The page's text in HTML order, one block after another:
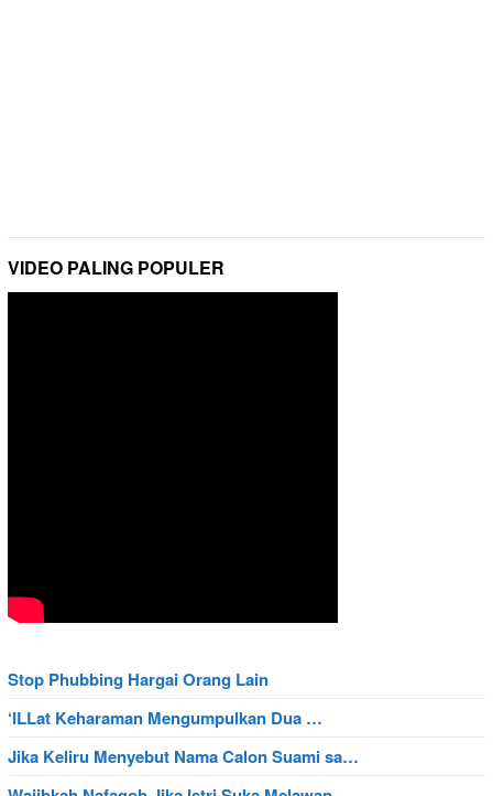
VIDEO PALING POPULER
Stop Phubbing Hargai Orang Lain
‘ILLat Keharaman Mengumpulkan Dua …
Jika Keliru Menyebut Nama Calon Suami sa…